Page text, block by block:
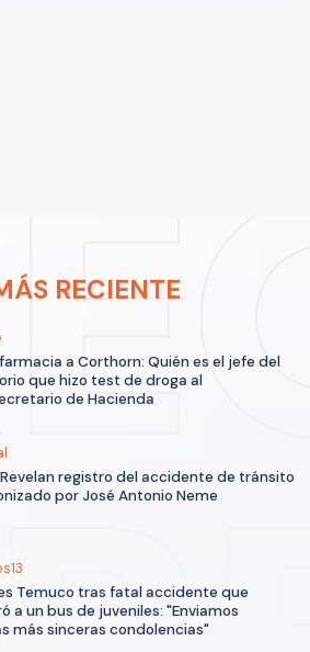
RECIENTE
a Corthorn: Quién es el jefe del
que hizo test de droga al
de Hacienda
Revelan registro del accidente de tránsito
por José Antonio Neme
Temuco tras fatal accidente que
a un bus de juveniles: "Enviamos
más sinceras condolencias"